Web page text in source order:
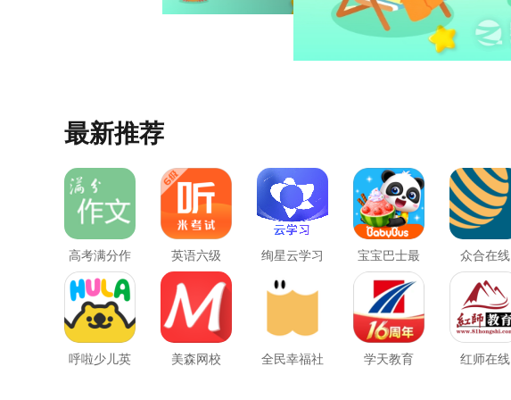
最新推荐
高考满分作
文
英语六级 绚星云学习
宝宝巴士最
新版
众合在线
呼啦少儿英
美森网校 全民幸福社 学天教育 红师在线